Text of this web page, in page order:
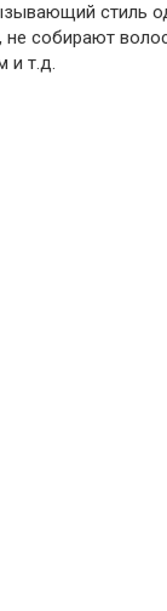
стиль
не собирают
и т.д.